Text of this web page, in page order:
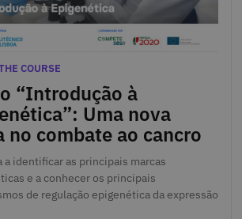
“Introdução à
Uma nova
no combate ao cancro
2021COURSE
a identificar as principais marcas
e a conhecer os principais
de regulação epigenética da expressão